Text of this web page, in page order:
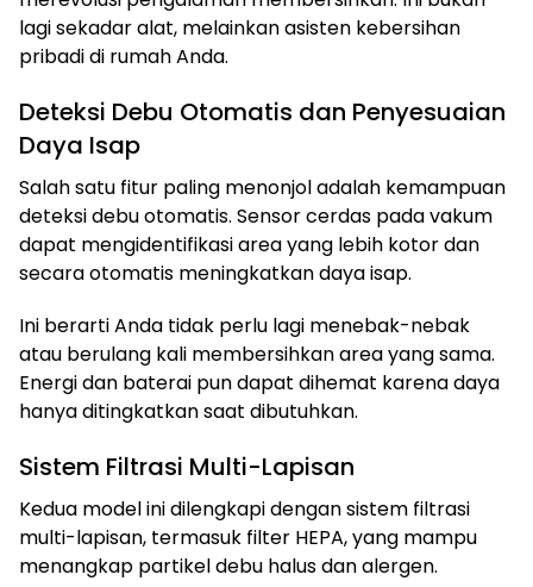
lagi sekadar alat, melainkan asisten kebersihan
pribadi di rumah Anda.
Deteksi Debu Otomatis dan Penyesuaian
Daya Isap
Salah satu fitur paling menonjol adalah kemampuan
deteksi debu otomatis. Sensor cerdas pada vakum
dapat mengidentifikasi area yang lebih kotor dan
secara otomatis meningkatkan daya isap.
Ini berarti Anda tidak perlu lagi menebak-nebak
atau berulang kali membersihkan area yang sama.
Energi dan baterai pun dapat dihemat karena daya
hanya ditingkatkan saat dibutuhkan.
Sistem Filtrasi Multi-Lapisan
Kedua model ini dilengkapi dengan sistem filtrasi
multi-lapisan, termasuk filter HEPA, yang mampu
menangkap partikel debu halus dan alergen.